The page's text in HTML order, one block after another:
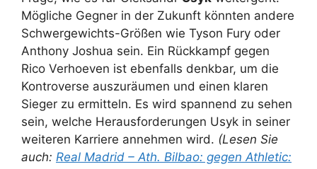
Mögliche Gegner in der Zukunft könnten andere
Schwergewichts-Größen wie Tyson Fury oder
Anthony Joshua sein. Ein Rückkampf gegen
Rico Verhoeven ist ebenfalls denkbar, um die
Kontroverse auszuräumen und einen klaren
Sieger zu ermitteln. Es wird spannend zu sehen
sein, welche Herausforderungen Usyk in seiner
weiteren Karriere annehmen wird. (Lesen Sie
auch: Real Madrid – Ath. Bilbao: gegen Athletic: